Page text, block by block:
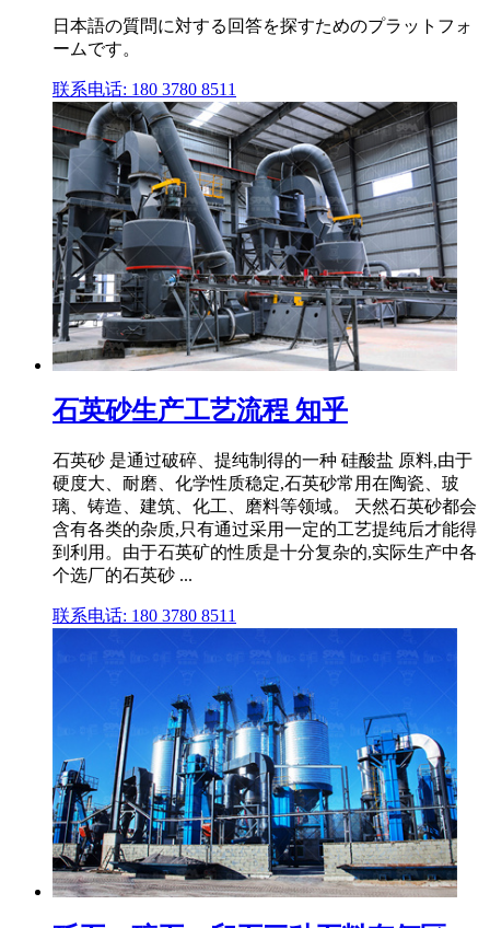
日本語の質問に対する回答を探すためのプラットフォ
ームです。
联系电话: 180 3780 8511
石英砂生产工艺流程 知乎
石英砂 是通过破碎、提纯制得的一种 硅酸盐 原料,由于
硬度大、耐磨、化学性质稳定,石英砂常用在陶瓷、玻
璃、铸造、建筑、化工、磨料等领域。 天然石英砂都会
含有各类的杂质,只有通过采用一定的工艺提纯后才能得
到利用。由于石英矿的性质是十分复杂的,实际生产中各
个选厂的石英砂 ...
联系电话: 180 3780 8511